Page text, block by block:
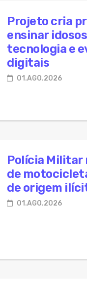
Projeto cria
ensinar
tecnologia e
digitais
01.AGO.2026
Polícia Militar
de
de origem
01.AGO.2026